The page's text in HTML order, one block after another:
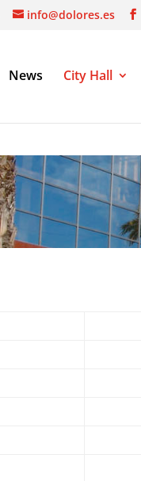
info@dolores.es
News City Hall